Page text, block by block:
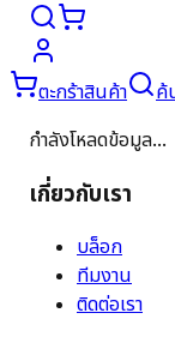
ตะกร้าสินค้า
ค้
กำลังโหลดข้อมูล...
เกี่ยวกับเรา
บล็อก
ทีมงาน
ติดต่อเรา